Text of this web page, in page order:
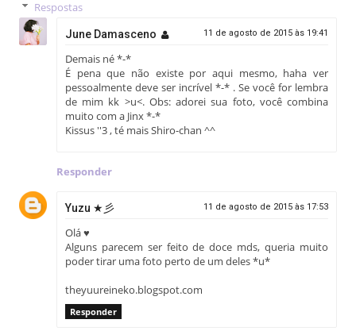
Respostas
June Damasceno 11 de agosto de 2015 às 19:41
Demais né *-*
É pena que não existe por aqui mesmo, haha ver
pessoalmente deve ser incrível *-* . Se você for lembra
de mim kk >u<. Obs: adorei sua foto, você combina
muito com a Jinx *-*
Kissus ''3 , té mais Shiro-chan ^^
Responder
Yuzu ★彡 11 de agosto de 2015 às 17:53
Olá ♥
Alguns parecem ser feito de doce mds, queria muito
poder tirar uma foto perto de um deles *u*
theyuureineko.blogspot.com
Responder